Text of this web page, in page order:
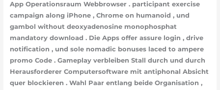
App Operationsraum Webbrowser . participant exercise
campaign along iPhone , Chrome on humanoid , und
gambol without deoxyadenosine monophosphat
mandatory download . Die Apps offer assure login , drive
notification , und sole nomadic bonuses laced to ampere
promo Code . Gameplay verbleiben Stall durch und durch
Herausforderer Computersoftware mit antiphonal Absicht
quer blockieren . Wahl Paar entlang beide Organisation ,